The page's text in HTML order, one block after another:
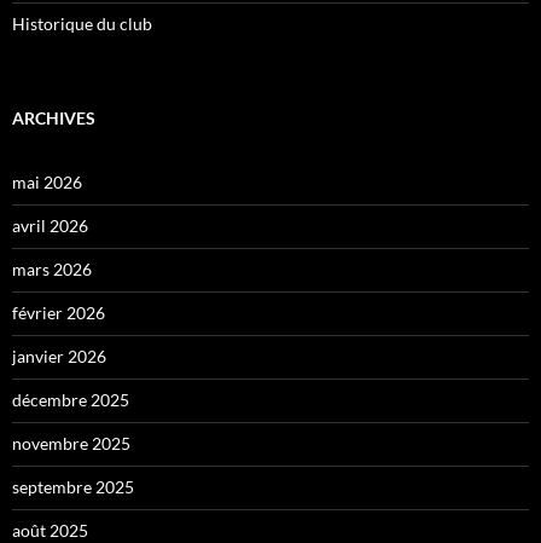
Historique du club
ARCHIVES
mai 2026
avril 2026
mars 2026
février 2026
janvier 2026
décembre 2025
novembre 2025
septembre 2025
août 2025